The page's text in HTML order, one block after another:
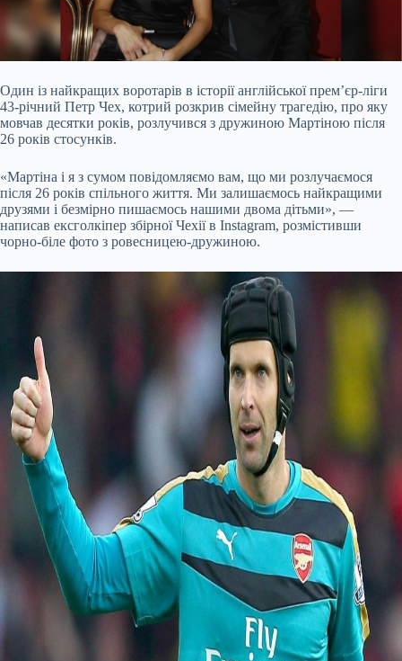
Один із найкращих воротарів в історії англійської прем’єр-ліги
43-річний Петр Чех, котрий розкрив сімейну трагедію, про яку
мовчав десятки років, розлучився з дружиною Мартіною після
26 років стосунків.
«Мартіна і я з сумом повідомляємо вам, що ми розлучаємося
після 26 років спільного життя. Ми залишаємось найкращими
друзями і безмірно пишаємось нашими двома дітьми», —
написав ексголкіпер збірної Чехії в Instagram, розмістивши
чорно-біле фото з ровесницею-дружиною.